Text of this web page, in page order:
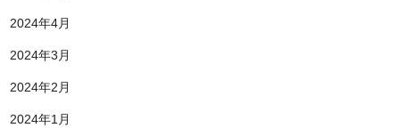
2024年4月
2024年3月
2024年2月
2024年1月